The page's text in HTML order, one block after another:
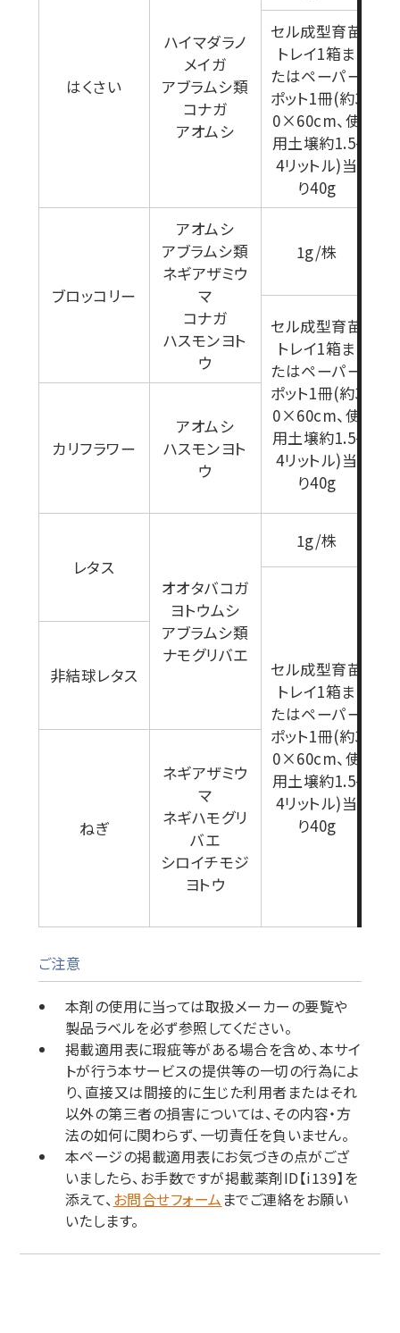
はくさい
ハイマダラノ
メイガ
アブラムシ類
コナガ
アオムシ
セル成型育苗
トレイ1箱ま
たはペーパー
ポット1冊(約3
0×60cm、使
用土壌約1.5-
4リットル)当
り40g
ブロッコリー
アオムシ
アブラムシ類
ネギアザミウ
マ
コナガ
ハスモンヨト
ウ
1g/株
セル成型育苗
トレイ1箱ま
たはペーパー
ポット1冊(約3
0×60cm、使
用土壌約1.5-
4リットル)当
り40g
カリフラワー
アオムシ
ハスモンヨト
ウ
レタス
オオタバコガ
ヨトウムシ
アブラムシ類
ナモグリバエ
1g/株
セル成型育苗
トレイ1箱ま
たはペーパー
ポット1冊(約3
0×60cm、使
用土壌約1.5-
4リットル)当
り40g
非結球レタス
ねぎ
ネギアザミウ
マ
ネギハモグリ
バエ
シロイチモジ
ヨトウ
ご注意
本剤の使用に当っては取扱メーカーの要覧や
製品ラベルを必ず参照してください。
掲載適用表に瑕疵等がある場合を含め、本サイ
トが行う本サービスの提供等の一切の行為によ
り、直接又は間接的に生じた利用者またはそれ
以外の第三者の損害については、その内容・方
法の如何に関わらず、一切責任を負いません。
本ページの掲載適用表にお気づきの点がござ
いましたら、お手数ですが掲載薬剤ID【i139】を
添えて、お問合せフォーム までご連絡をお願い
いたします。